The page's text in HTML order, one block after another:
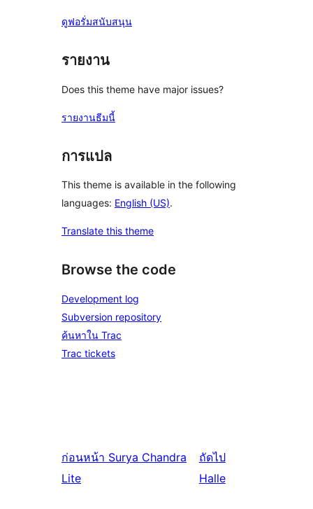
ดูฟอรั่มสนับสนุน
รายงาน
Does this theme have major issues?
รายงานธีมนี้
การแปล
This theme is available in the following
languages: English (US).
Translate this theme
Browse the code
Development log
Subversion repository
ค้นหาใน Trac
Trac tickets
ก่อนหน้า Surya Chandra
Lite
ถัดไป
Halle